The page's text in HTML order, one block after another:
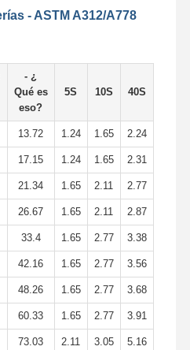
- ASTM A312/A778
- ¿
Qué es
eso?
5S 10S 40S
13.72 1.24 1.65 2.24
17.15 1.24 1.65 2.31
21.34 1.65 2.11 2.77
26.67 1.65 2.11 2.87
33.4 1.65 2.77 3.38
42.16 1.65 2.77 3.56
48.26 1.65 2.77 3.68
60.33 1.65 2.77 3.91
73.03 2.11 3.05 5.16